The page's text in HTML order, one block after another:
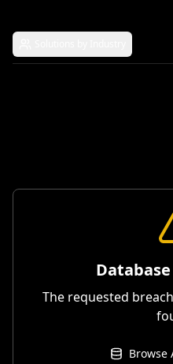
The requested
Browse